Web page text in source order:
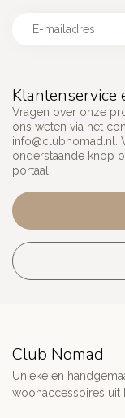
Klantenservice
Vragen over onze
ons weten via het
info@clubnomad.nl
onderstaande knop
portaal.
Club Nomad
Unieke en
woonaccessoires uit